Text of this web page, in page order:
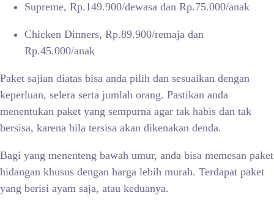
Supreme, Rp.149.900/dewasa dan Rp.75.000/anak
Chicken Dinners, Rp.89.900/remaja dan
Rp.45.000/anak
Paket sajian diatas bisa anda pilih dan sesuaikan dengan
keperluan, selera serta jumlah orang. Pastikan anda
menentukan paket yang sempurna agar tak habis dan tak
bersisa, karena bila tersisa akan dikenakan denda.
Bagi yang menenteng bawah umur, anda bisa memesan paket
hidangan khusus dengan harga lebih murah. Terdapat paket
yang berisi ayam saja, atau keduanya.